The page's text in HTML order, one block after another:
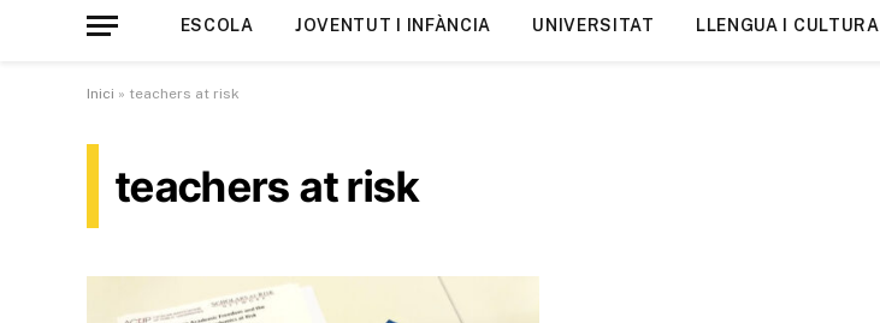
ESCOLA JOVENTUT I INFÀNCIA UNIVERSITAT LLENGUA I CULTURA
Inici » teachers at risk
teachers at risk